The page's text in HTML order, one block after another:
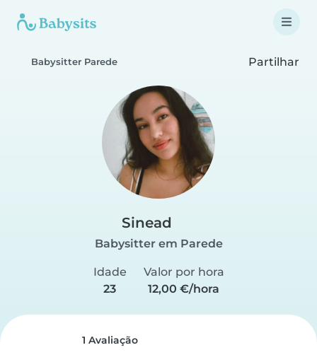
Babysitter Parede Partilhar
Sinead
Babysitter em Parede
Idade
23
Valor por hora
12,00 €/hora
1 Avaliação